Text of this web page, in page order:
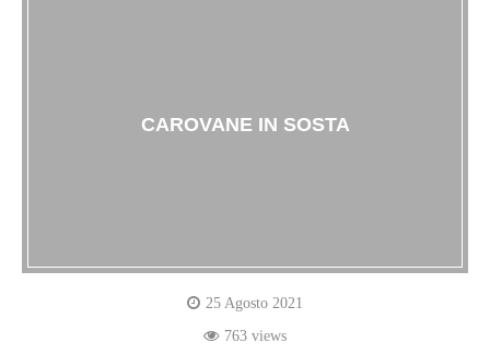
CAROVANE IN SOSTA
25 Agosto 2021
763 views